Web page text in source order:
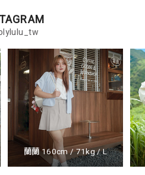
蘭蘭 160cm / 71kg / L